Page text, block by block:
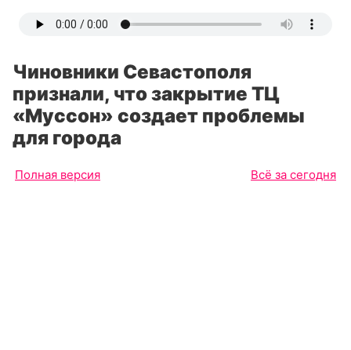
Чиновники Севастополя
признали, что закрытие ТЦ
«Муссон» создает проблемы
для города
Полная версия Всё за сегодня